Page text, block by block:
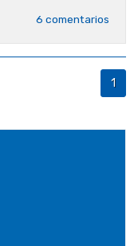
6 comentarios
1